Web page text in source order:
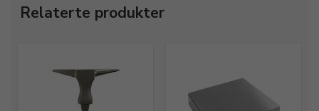
Relaterte produkter